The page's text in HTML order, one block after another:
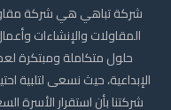
شركة تباهي هي شركة
المقاولات والإنشاءات
حلول متكاملة ومبتكرة
الإبداعية، حيث نسعى لتلبية
شركتنا بأن استقرار الأسرة